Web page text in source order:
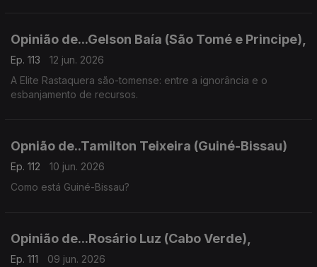
Opinião de...Gelson Baía (São Tomé e Principe),
Ep. 113
12 jun. 2026
A Elite Rastaquera são-tomense: entre a ignorância e o
esbanjamento de recursos.
Opnião de..Tamilton Teixeira (Guiné-Bissau)
Ep. 112
10 jun. 2026
Como está Guiné-Bissau?
Opinião de...Rosário Luz (Cabo Verde),
Ep. 111
09 jun. 2026